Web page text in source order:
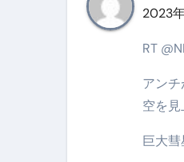
2023
RT
アン
空を見
巨大